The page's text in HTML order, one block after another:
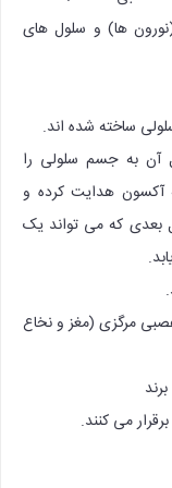
ها) و سلول های
ساخته شده اند.
آن به جسم سلولی را
آکسون هدایت کرده و
بعدی که می تواند یک
مرگزی (مغز و نخاع
می کنند.